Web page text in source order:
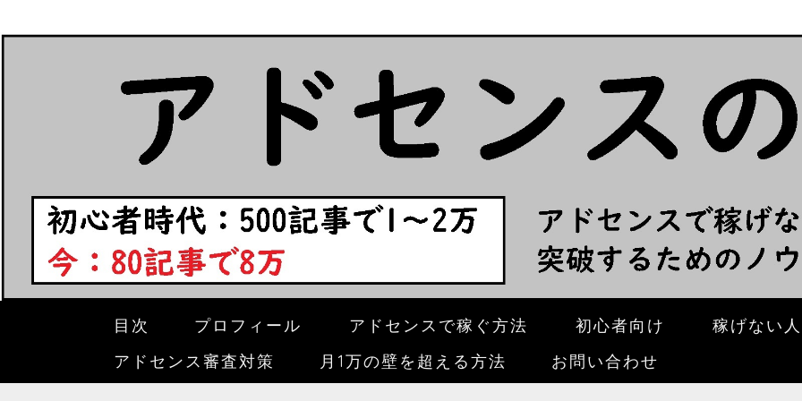
目次 プロフィール アドセンスで稼ぐ方法 初心者向け
稼げない
アドセンス審査対策
月1万の壁を超える方法 お問い合わせ